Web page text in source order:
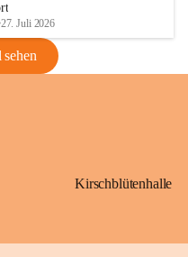
27. Juli 2026
Kirschblütenhalle